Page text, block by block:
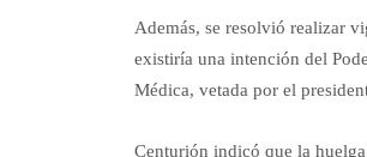
Además, se resolvió realizar
existiría una intención del
Médica, vetada por el
Centurión indicó que la